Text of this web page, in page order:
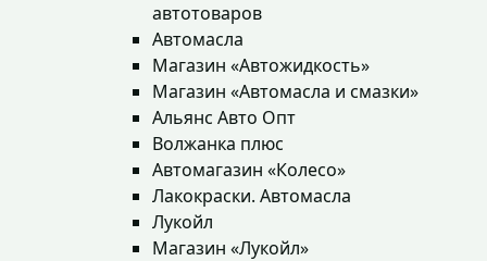
автотоваров
Автомасла
Магазин «Автожидкость»
Магазин «Автомасла и смазки»
Альянс Авто Опт
Волжанка плюс
Автомагазин «Колесо»
Лакокраски. Автомасла
Лукойл
Магазин «Лукойл»